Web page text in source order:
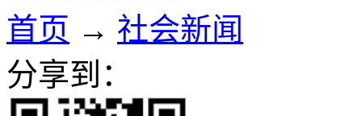
首页 → 社会新闻
分享到：